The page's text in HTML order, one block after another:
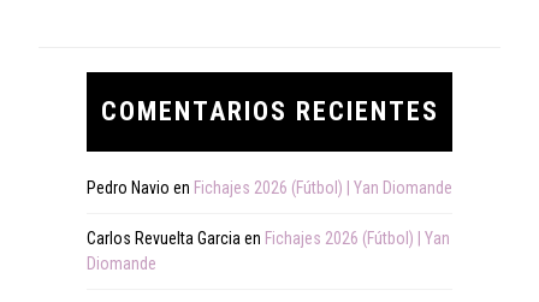
COMENTARIOS RECIENTES
Pedro Navio en Fichajes 2026 (Fútbol) | Yan Diomande
Carlos Revuelta Garcia en Fichajes 2026 (Fútbol) | Yan
Diomande